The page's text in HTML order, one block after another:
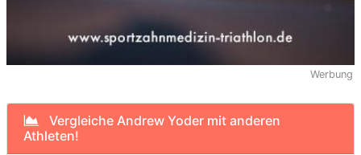
Werbung
Vergleiche Andrew Yoder mit anderen
Athleten!